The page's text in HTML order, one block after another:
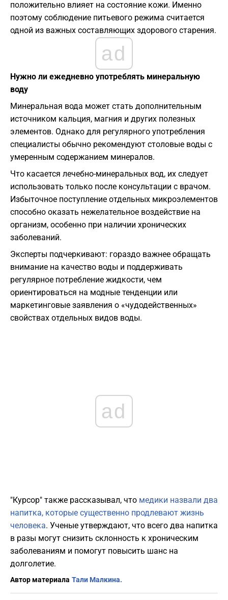
положительно влияет на состояние кожи. Именно
поэтому соблюдение питьевого режима считается
одной из важных составляющих здорового старения.
ad
Нужно ли ежедневно употреблять минеральную
воду
Минеральная вода может стать дополнительным
источником кальция, магния и других полезных
элементов. Однако для регулярного употребления
специалисты обычно рекомендуют столовые воды с
умеренным содержанием минералов.
Что касается лечебно-минеральных вод, их следует
использовать только после консультации с врачом.
Избыточное поступление отдельных микроэлементов
способно оказать нежелательное воздействие на
организм, особенно при наличии хронических
заболеваний.
Эксперты подчеркивают: гораздо важнее обращать
внимание на качество воды и поддерживать
регулярное потребление жидкости, чем
ориентироваться на модные тенденции или
маркетинговые заявления о «чудодейственных»
свойствах отдельных видов воды.
ad
"Курсор" также рассказывал, что медики назвали два
напитка, которые существенно продлевают жизнь
человека. Ученые утверждают, что всего два напитка
в разы могут снизить склонность к хроническим
заболеваниям и помогут повысить шанс на
долголетие.
Автор материала Тали Малкина.